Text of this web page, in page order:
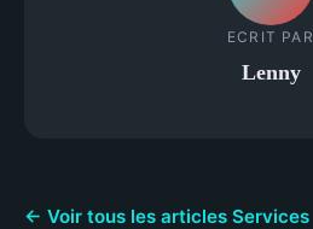
ECRIT PAR
Lenny
← Voir tous les articles Services